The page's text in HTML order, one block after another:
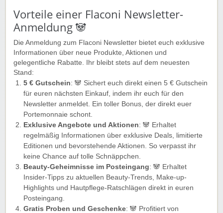
Vorteile einer Flaconi Newsletter-
Anmeldung 🐼
Die Anmeldung zum Flaconi Newsletter bietet euch exklusive
Informationen über neue Produkte, Aktionen und
gelegentliche Rabatte. Ihr bleibt stets auf dem neuesten
Stand:
5 € Gutschein: 🐼 Sichert euch direkt einen 5 € Gutschein
für euren nächsten Einkauf, indem ihr euch für den
Newsletter anmeldet. Ein toller Bonus, der direkt euer
Portemonnaie schont.
Exklusive Angebote und Aktionen: 🐼 Erhaltet
regelmäßig Informationen über exklusive Deals, limitierte
Editionen und bevorstehende Aktionen. So verpasst ihr
keine Chance auf tolle Schnäppchen.
Beauty-Geheimnisse im Posteingang: 🐼 Erhaltet
Insider-Tipps zu aktuellen Beauty-Trends, Make-up-
Highlights und Hautpflege-Ratschlägen direkt in euren
Posteingang.
Gratis Proben und Geschenke: 🐼 Profitiert von